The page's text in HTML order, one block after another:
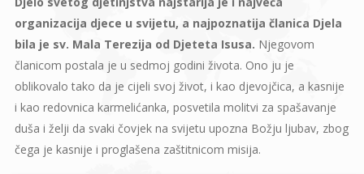
organizacija djece u svijetu, a najpoznatija članica Djela
bila je sv. Mala Terezija od Djeteta Isusa. Njegovom
članicom postala je u sedmoj godini života. Ono ju je
oblikovalo tako da je cijeli svoj život, i kao djevojčica, a kasnije
i kao redovnica karmelićanka, posvetila molitvi za spašavanje
duša i želji da svaki čovjek na svijetu upozna Božju ljubav, zbog
čega je kasnije i proglašena zaštitnicom misija.